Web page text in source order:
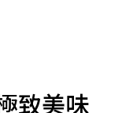
致美味